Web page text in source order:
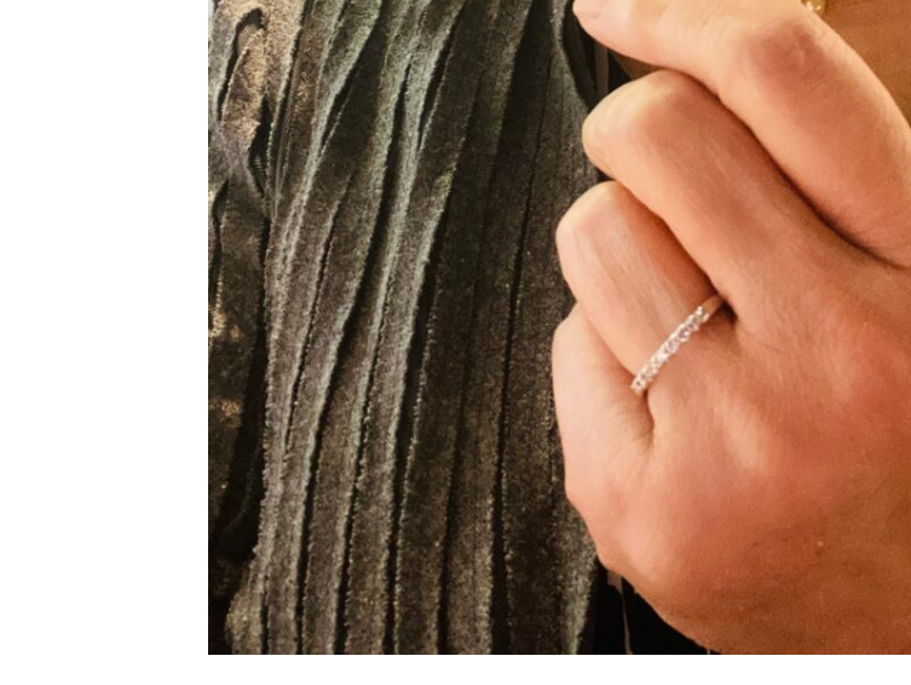
専
門
店
と
し
て
（製
品・
ル
ー
ス
も
あ
り
ま
す）